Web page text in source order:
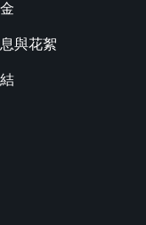
與花絮